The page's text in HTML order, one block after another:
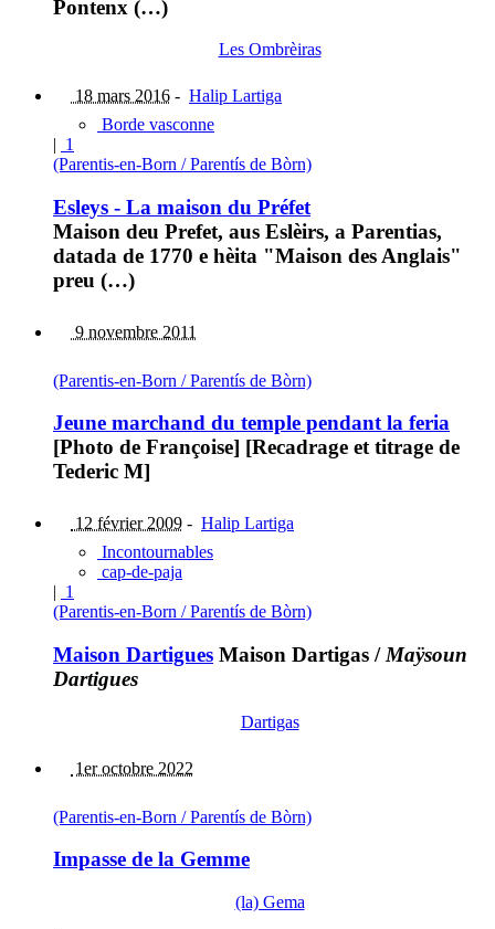
Pontenx (…)
Les Ombrèiras
18 mars 2016 - Halip Lartiga
Borde vasconne
| 1
(Parentis-en-Born / Parentís de Bòrn)
Esleys - La maison du Préfet
Maison deu Prefet, aus Eslèirs, a Parentias,
datada de 1770 e hèita "Maison des Anglais"
preu (…)
9 novembre 2011
(Parentis-en-Born / Parentís de Bòrn)
Jeune marchand du temple pendant la feria
[Photo de Françoise] [Recadrage et titrage de
Tederic M]
12 février 2009 - Halip Lartiga
Incontournables
cap-de-paja
| 1
(Parentis-en-Born / Parentís de Bòrn)
Maison Dartigues Maison Dartigas / Maÿsoun
Dartigues
Dartigas
1er octobre 2022
(Parentis-en-Born / Parentís de Bòrn)
Impasse de la Gemme
(la) Gema